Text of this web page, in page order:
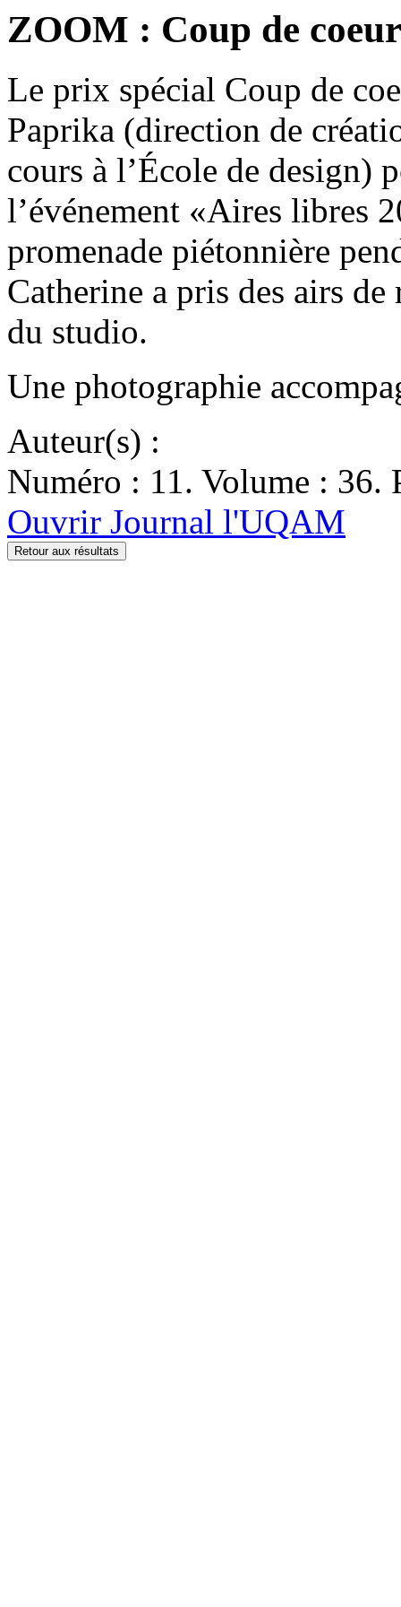
ZOOM : Coup de
Le prix spécial Coup de
Paprika (direction de
cours à l’École de design)
l’événement «Aires libres
promenade piétonnière
Catherine a pris des airs
du studio.
Une photographie
Auteur(s) :
Numéro : 11. Volume : 36.
Ouvrir Journal l'UQAM
Retour aux résultats